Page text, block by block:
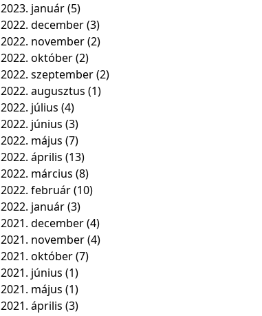
2023. január(5)
2022. december(3)
2022. november(2)
2022. október(2)
2022. szeptember(2)
2022. augusztus (1)
2022. július (4)
2022. június (3)
2022. május (7)
2022. április (13)
2022. március (8)
2022. február(10)
2022. január(3)
2021. december(4)
2021. november(4)
2021. október(7)
2021. június (1)
2021. május (1)
2021. április (3)